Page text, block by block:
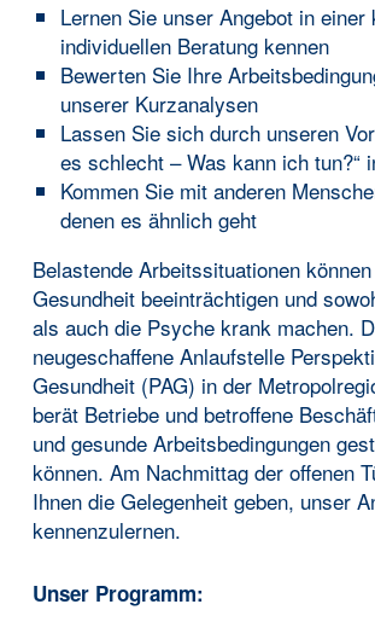
Lernen Sie unser Angebot in einer
individuellen Beratung kennen
Bewerten Sie Ihre
unserer Kurzanalysen
Lassen Sie sich durch unseren
es schlecht – Was kann ich tun?“
Kommen Sie mit anderen
denen es ähnlich geht
Belastende Arbeitssituationen
Gesundheit beeinträchtigen und
als auch die Psyche krank machen.
neugeschaffene Anlaufstelle
Gesundheit (PAG) in der
berät Betriebe und betroffene
und gesunde Arbeitsbedingungen
können. Am Nachmittag der offenen
Ihnen die Gelegenheit geben, unser
kennenzulernen.
Unser Programm: